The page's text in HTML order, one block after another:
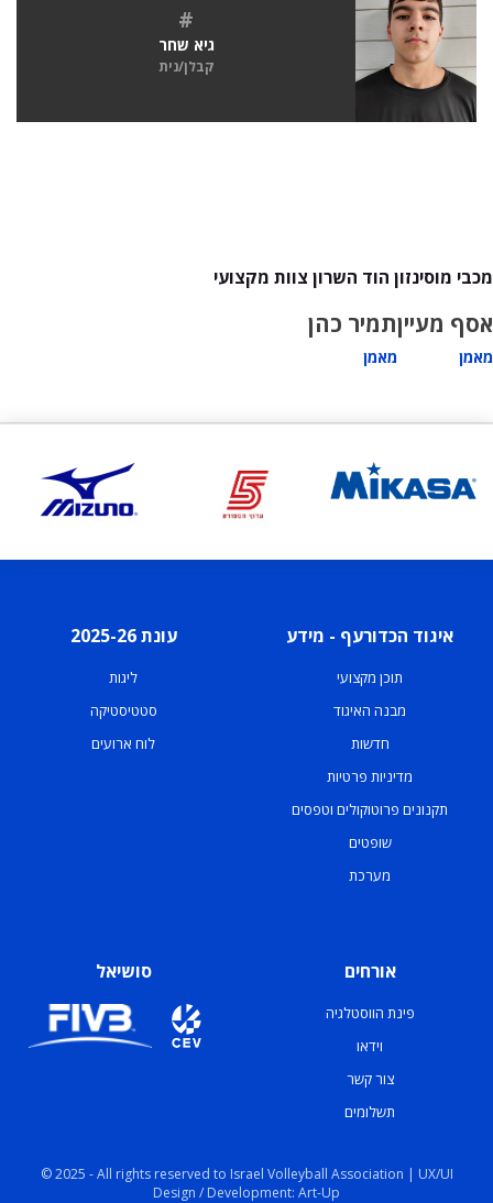
#
גיא שחר
קבלן/נית
מכבי מוסינזון הוד השרון צוות מקצועי
אסף מעיין
מאמן
תמיר כהן
מאמן
איגוד הכדורעף - מידע
תוכן מקצועי
מבנה האיגוד
חדשות
מדיניות פרטיות
תקנונים פרוטוקולים וטפסים
שופטים
מערכת
עונת 2025-26
ליגות
סטטיסטיקה
לוח ארועים
אורחים
פינת הווסטלגיה
וידאו
צור קשר
תשלומים
סושיאל
© 2025 - All rights reserved to Israel Volleyball Association | UX/UI
Design / Development: Art-Up